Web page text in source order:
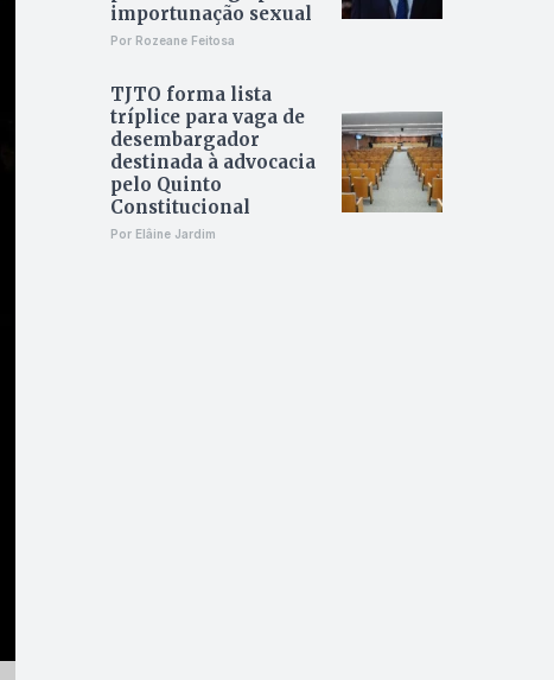
importunação sexual
Por Rozeane Feitosa
TJTO forma lista
tríplice para vaga de
desembargador
destinada à advocacia
pelo Quinto
Constitucional
Por Elâine Jardim